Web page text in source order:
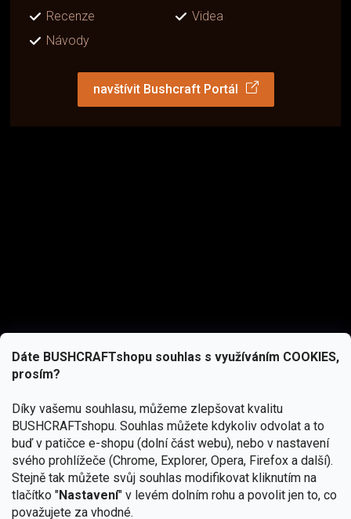
Dáte BUSHCRAFTshopu souhlas s využíváním COOKIES,
prosím?
Díky vašemu souhlasu, můžeme zlepšovat kvalitu
BUSHCRAFTshopu. Souhlas můžete kdykoliv odvolat a to
buď v patičce e-shopu (dolní část webu), nebo v nastavení
svého prohlížeče (Chrome, Explorer, Opera, Firefox a další).
Stejně tak můžete svůj souhlas modifikovat kliknutím na
tlačítko "Nastavení" v levém dolním rohu a povolit jen to, co
považujete za vhodné.
Recenze
Videa
Návody
navštívit Bushcraft Portál